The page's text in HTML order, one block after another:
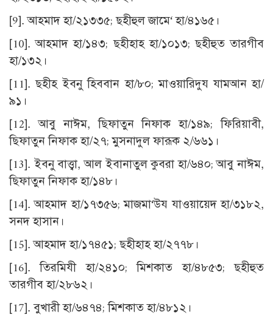
[9]. আহমাদ হা/২১৩৩৫; ছহীহুল জামে‘ হা/৪১৬৫।
[10]. আহমাদ হা/১৪৩; ছহীহাহ হা/১০১৩; ছহীহুত তারগীব
হা/১৩২।
[11]. ছহীহ ইবনু হিববান হা/৮০; মাওয়ারিদুয যামআন হা/
৯১।
[12]. আবু নাঈম, ছিফাতুন নিফাক হা/১৪৯; ফিরিয়াবী,
ছিফাতুন নিফাক হা/২৭; মুসনাদুল ফারূক ২/৬৬১।
[13]. ইবনু বাত্ত্বা, আল ইবানাতুল কুবরা হা/৬৪০; আবু নাঈম,
ছিফাতুন নিফাক হা/১৪৮।
[14]. আহমাদ হা/১৭৩৫৬; মাজমা‘উয যাওয়ায়েদ হা/৩১৮২,
সনদ হাসান।
[15]. আহমাদ হা/১৭৪৫১; ছহীহাহ হা/২৭৭৮।
[16]. তিরমিযী হা/২৪১০; মিশকাত হা/৪৮৫৩; ছহীহুত
তারগীব হা/২৮৬২।
[17]. বুখারী হা/৬৪৭৪; মিশকাত হা/৪৮১২।